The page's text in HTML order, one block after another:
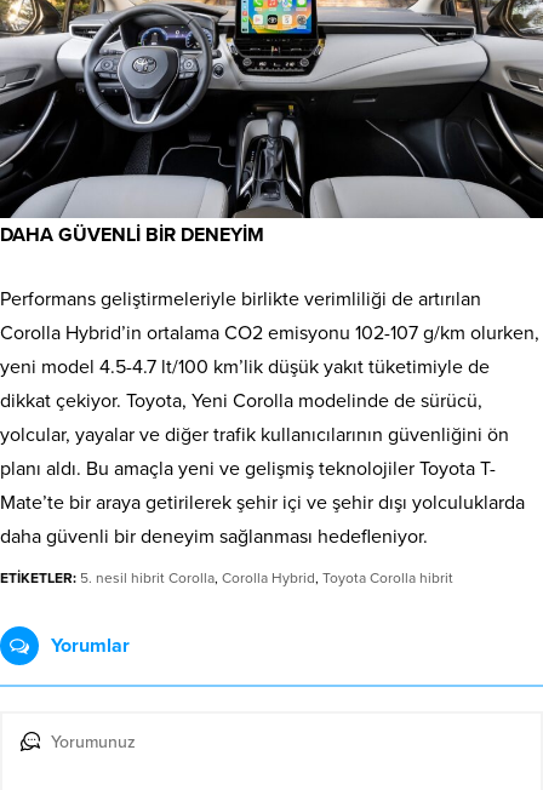
DAHA GÜVENLİ BİR DENEYİM
Performans geliştirmeleriyle birlikte verimliliği de artırılan
Corolla Hybrid’in ortalama CO2 emisyonu 102-107 g/km olurken,
yeni model 4.5-4.7 lt/100 km’lik düşük yakıt tüketimiyle de
dikkat çekiyor. Toyota, Yeni Corolla modelinde de sürücü,
yolcular, yayalar ve diğer trafik kullanıcılarının güvenliğini ön
planı aldı. Bu amaçla yeni ve gelişmiş teknolojiler Toyota T-
Mate’te bir araya getirilerek şehir içi ve şehir dışı yolculuklarda
daha güvenli bir deneyim sağlanması hedefleniyor.
ETİKETLER: 5. nesil hibrit Corolla, Corolla Hybrid, Toyota Corolla hibrit
Yorumlar